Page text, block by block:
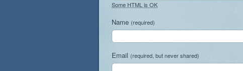
Some HTML is OK
Name (required)
Email (required, but never shared)